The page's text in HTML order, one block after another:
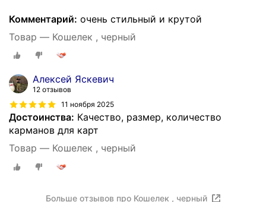
Комментарий: очень стильный и крутой
Товар — Кошелек , черный
Алексей Яскевич
12 отзывов
11 ноября 2025
Достоинства: Качество, размер, количество
карманов для карт
Товар — Кошелек , черный
Больше отзывов про Кошелек , черный